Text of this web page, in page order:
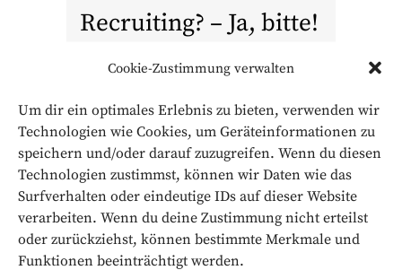
Cookie-Zustimmung verwalten
Um dir ein optimales Erlebnis zu bieten, verwenden wir
Technologien wie Cookies, um Geräteinformationen zu
speichern und/oder darauf zuzugreifen. Wenn du diesen
Technologien zustimmst, können wir Daten wie das
Surfverhalten oder eindeutige IDs auf dieser Website
verarbeiten. Wenn du deine Zustimmung nicht erteilst
oder zurückziehst, können bestimmte Merkmale und
Funktionen beeinträchtigt werden.
Recruiting? – Ja, bitte!
Branche, der Arbeitsmarkt in
massivem Umbruch,
Wachstumsprognosen reduziert
wegen Arbeitskräftemangel. Das
sind nur einige wenige
Schlagzeilen der letzten Wochen